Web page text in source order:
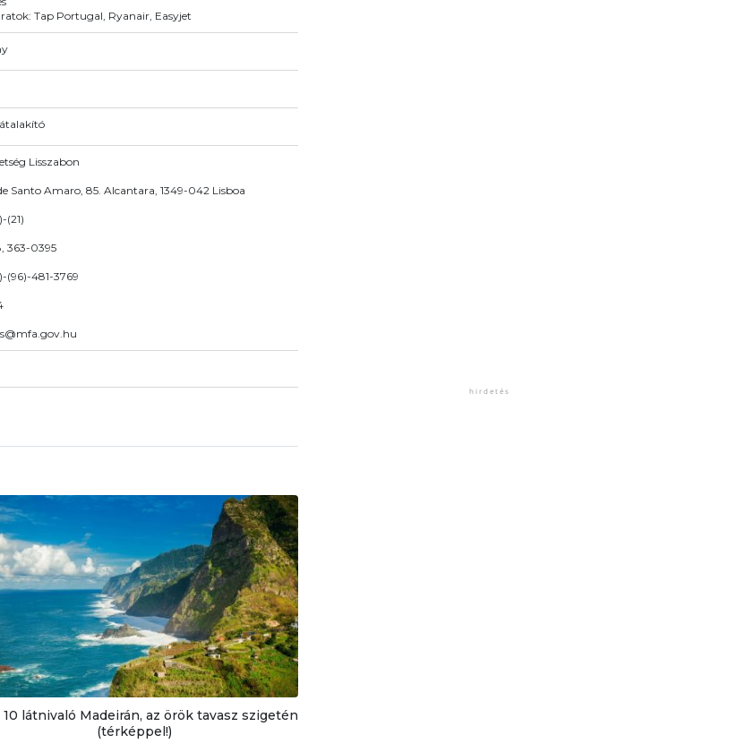
Tap Portugal, Ryanair, Easyjet
Lisszabon
Santo Amaro, 85. Alcantara, 1349-042 Lisboa
(21)
363-0395
(96)-481-3769
10 látnivaló Madeirán, az örök tavasz szigetén
(térképpel!)